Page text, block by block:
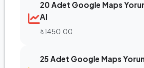
20 Adet Google Maps
Al
₺1450.00
25 Adet Google Maps